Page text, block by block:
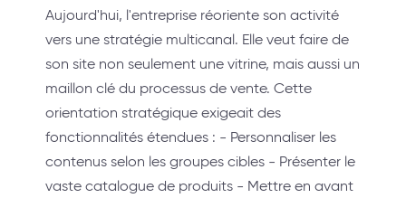
Aujourd'hui, l'entreprise réoriente son activité
vers une stratégie multicanal. Elle veut faire de
son site non seulement une vitrine, mais aussi un
maillon clé du processus de vente. Cette
orientation stratégique exigeait des
fonctionnalités étendues : - Personnaliser les
contenus selon les groupes cibles - Présenter le
vaste catalogue de produits - Mettre en avant